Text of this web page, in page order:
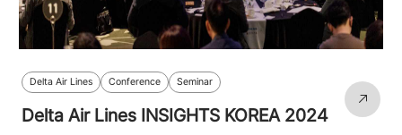
Delta Air Lines Conference Seminar
Delta Air Lines INSIGHTS KOREA 2024